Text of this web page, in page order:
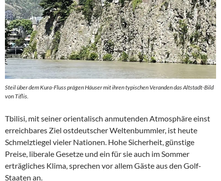
Steil über dem Kura-Fluss prägen Häuser mit ihren typischen Veranden das Altstadt-Bild
von Tiflis.
Tbilisi, mit seiner orientalisch anmutenden Atmosphäre einst
erreichbares Ziel ostdeutscher Weltenbummler, ist heute
Schmelztiegel vieler Nationen. Hohe Sicherheit, günstige
Preise, liberale Gesetze und ein für sie auch im Sommer
erträgliches Klima, sprechen vor allem Gäste aus den Golf-
Staaten an.